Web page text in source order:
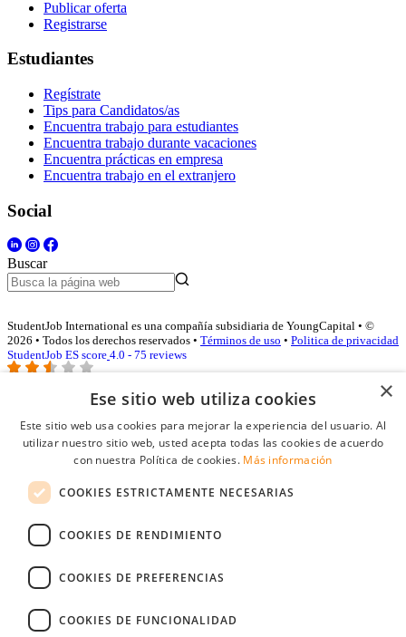
Publicar oferta
Registrarse
Estudiantes
Regístrate
Tips para Candidatos/as
Encuentra trabajo para estudiantes
Encuentra trabajo durante vacaciones
Encuentra prácticas en empresa
Encuentra trabajo en el extranjero
Social
Buscar
StudentJob International es una compañía subsidiaria de YoungCapital • ©
2026 • Todos los derechos reservados • Términos de uso • Politica de privacidad
StudentJob ES score 4.0 - 75 reviews
Acceso empresas
Contraseña
Recordarme
Conectarse
Registro gratuito empresas
×
Ese sitio web utiliza cookies
Este sitio web usa cookies para mejorar la experiencia del usuario. Al
utilizar nuestro sitio web, usted acepta todas las cookies de acuerdo
con nuestra Política de cookies. Más información
COOKIES ESTRICTAMENTE NECESARIAS
COOKIES DE RENDIMIENTO
COOKIES DE PREFERENCIAS
COOKIES DE FUNCIONALIDAD